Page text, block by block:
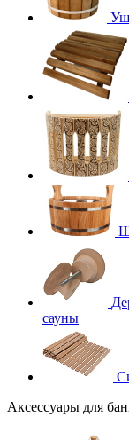
сауны
Аксессуары для